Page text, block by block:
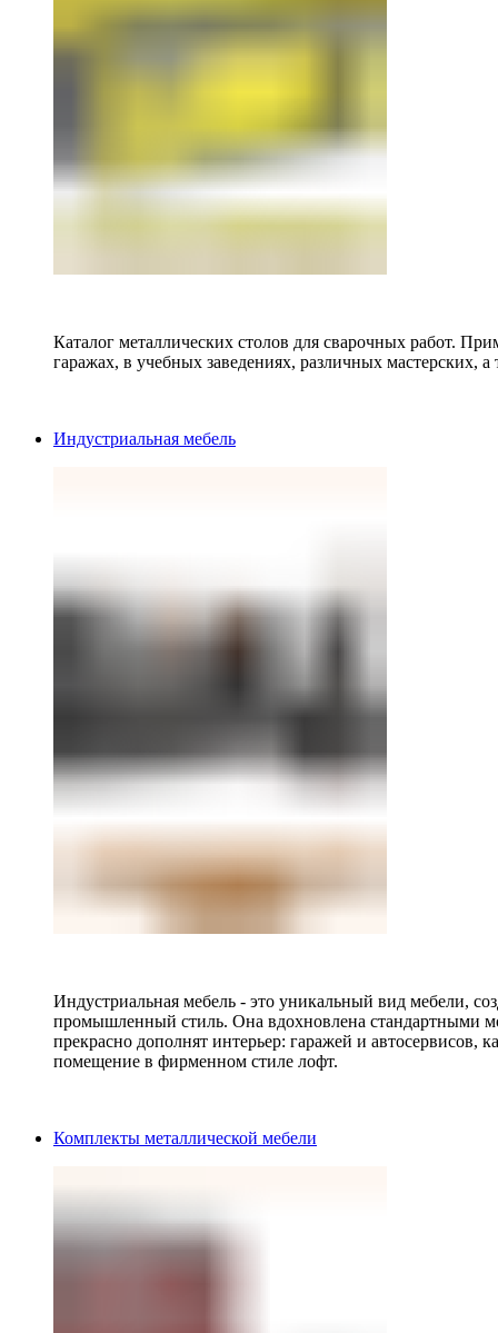
Каталог металлических столов для сварочных работ.
гаражах, в учебных заведениях, различных мастерских, а
Индустриальная мебель
Индустриальная мебель - это уникальный вид мебели,
промышленный стиль. Она вдохновлена стандартными
прекрасно дополнят интерьер: гаражей и автосервисов,
помещение в фирменном стиле лофт.
Комплекты металлической мебели